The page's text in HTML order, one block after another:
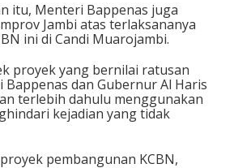
itu, Menteri Bappenas juga
Jambi atas terlaksananya
ini di Candi Muarojambi.
proyek yang bernilai ratusan
dan Gubernur Al Haris
terlebih dahulu menggunakan
kejadian yang tidak
pembangunan KCBN,